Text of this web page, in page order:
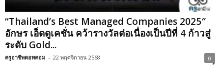
“Thailand’s Best Managed Companies 2025″
อักษร เอ็ดดูเคชั่น คว้ารางวัลต่อเนื่องเป็นปีที่ 4 ก้าวสู่
ระดับ Gold...
ครูอาชีพดอทคอม - 22 พฤศจิกายน 2568 0